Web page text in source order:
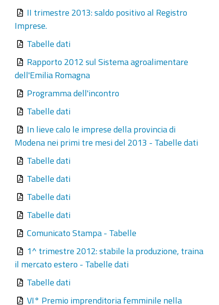
II trimestre 2013: saldo positivo al Registro
Imprese.
Tabelle dati
Rapporto 2012 sul Sistema agroalimentare
dell'Emilia Romagna
Programma dell'incontro
Tabelle dati
In lieve calo le imprese della provincia di
Modena nei primi tre mesi del 2013 - Tabelle dati
Tabelle dati
Tabelle dati
Tabelle dati
Tabelle dati
Comunicato Stampa - Tabelle
1^ trimestre 2012: stabile la produzione, traina
il mercato estero - Tabelle dati
Tabelle dati
VI° Premio imprenditoria femminile nella